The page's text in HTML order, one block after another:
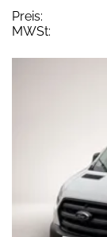
Preis:
MWSt: